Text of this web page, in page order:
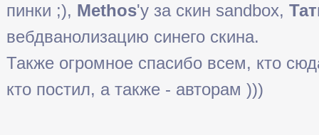
пинки ;), Methos'у за скин sandbox,
вебдванолизацию синего скина.
Также огромное спасибо всем, кто
кто постил, а также - авторам )))